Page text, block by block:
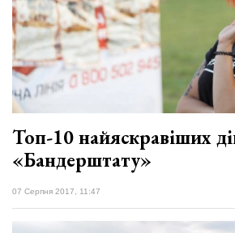
Топ-10 найяскравіших
«Бандерштату»
07 Серпня 2017, 11:47